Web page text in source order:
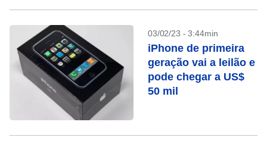
03/02/23 - 3:44min
iPhone de primeira
geração vai a leilão e
pode chegar a US$
50 mil